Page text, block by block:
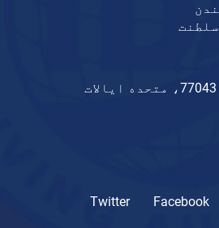
Facebook
Twitter